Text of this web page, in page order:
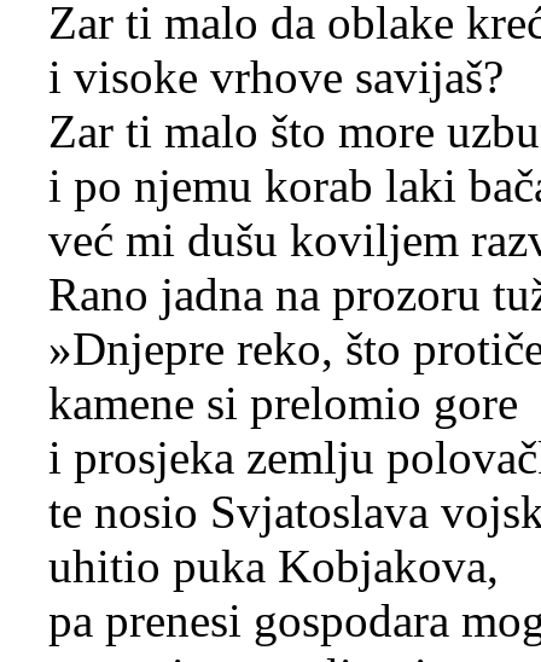
Zar ti malo da oblake
i visoke vrhove savijaš?
Zar ti malo što more
i po njemu korab laki
već mi dušu koviljem
Rano jadna na prozoru
»Dnjepre reko, što
kamene si prelomio gore
i prosjeka zemlju
te nosio Svjatoslava
uhitio puka Kobjakova,
pa prenesi gospodara